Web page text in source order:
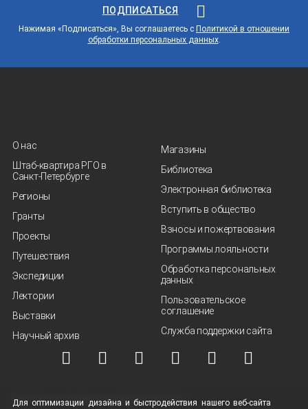
ПОДПИСАТЬСЯ
Нажимая «Подписаться», Вы соглашаетесь с Политикой в отношении
обработки персональных данных.
О нас
Штаб-квартира РГО в
Санкт‑Петербурге
Регионы
Гранты
Проекты
Путешествия
Экспедиции
Лектории
Выставки
Научный архив
Магазины
Библиотека
Электронная библиотека
Вступить в общество
Взносы и пожертвования
Программы лояльности
Обработка персональных
данных
Пользовательское
соглашение
Служба поддержки сайта
© ВОО "Русское географическое общество", 2013-2026 г.
Для оптимизации дизайна и быстродействия нашего веб-сайта